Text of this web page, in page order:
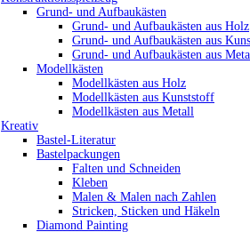
Grund- und Aufbaukästen
Grund- und Aufbaukästen aus Holz
Grund- und Aufbaukästen aus
Grund- und Aufbaukästen aus
Modellkästen
Modellkästen aus Holz
Modellkästen aus Kunststoff
Modellkästen aus Metall
Kreativ
Bastel-Literatur
Bastelpackungen
Falten und Schneiden
Kleben
Malen & Malen nach Zahlen
Stricken, Sticken und Häkeln
Diamond Painting